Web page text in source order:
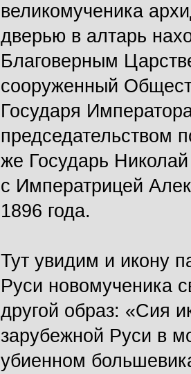
великомученика
дверью в алтарь
Благоверным
сооруженный
Государя
председательством
же Государь
с Императрицей
1896 года.
Тут увидим и икону
Руси новомученика
другой образ: «Сия
зарубежной Руси в
убиенном